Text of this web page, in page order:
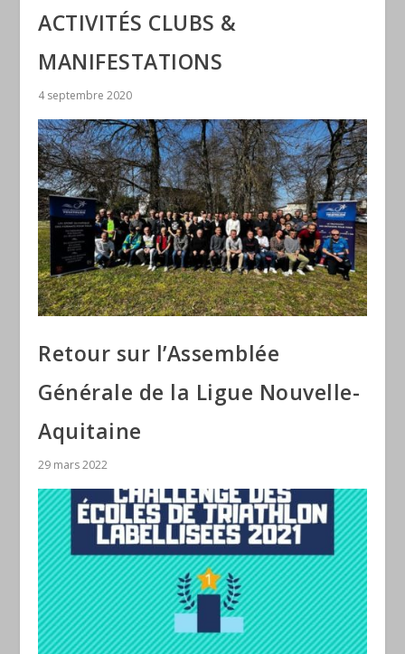
ACTIVITÉS CLUBS &
MANIFESTATIONS
4 septembre 2020
Retour sur l’Assemblée
Générale de la Ligue Nouvelle-
Aquitaine
29 mars 2022